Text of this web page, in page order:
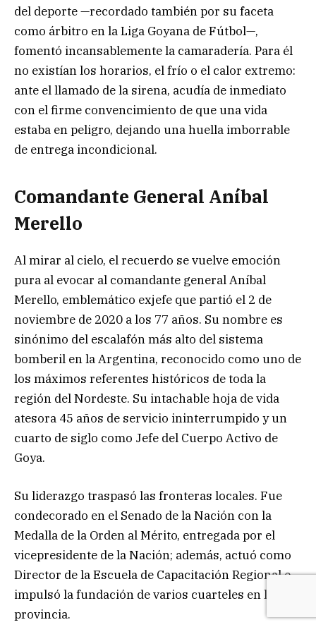
del deporte —recordado también por su faceta
como árbitro en la Liga Goyana de Fútbol—,
fomentó incansablemente la camaradería. Para él
no existían los horarios, el frío o el calor extremo:
ante el llamado de la sirena, acudía de inmediato
con el firme convencimiento de que una vida
estaba en peligro, dejando una huella imborrable
de entrega incondicional.
Comandante General Aníbal
Merello
Al mirar al cielo, el recuerdo se vuelve emoción
pura al evocar al comandante general Aníbal
Merello, emblemático exjefe que partió el 2 de
noviembre de 2020 a los 77 años. Su nombre es
sinónimo del escalafón más alto del sistema
bomberil en la Argentina, reconocido como uno de
los máximos referentes históricos de toda la
región del Nordeste. Su intachable hoja de vida
atesora 45 años de servicio ininterrumpido y un
cuarto de siglo como Jefe del Cuerpo Activo de
Goya.
Su liderazgo traspasó las fronteras locales. Fue
condecorado en el Senado de la Nación con la
Medalla de la Orden al Mérito, entregada por el
vicepresidente de la Nación; además, actuó como
Director de la Escuela de Capacitación Regional e
impulsó la fundación de varios cuarteles en la
provincia.